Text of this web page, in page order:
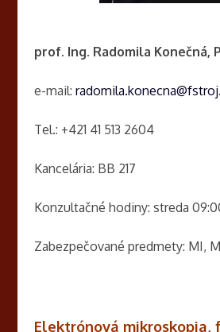
prof. Ing. Radomila Konečná,
e-mail:
Tel.: +421 41 513 2604
Kancelária: BB 217
Konzultačné hodiny: streda
Zabezpečované predmety: MI,
Elektrónová mikroskopia,